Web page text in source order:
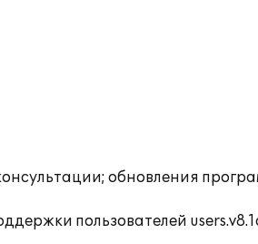
обновления
пользователей